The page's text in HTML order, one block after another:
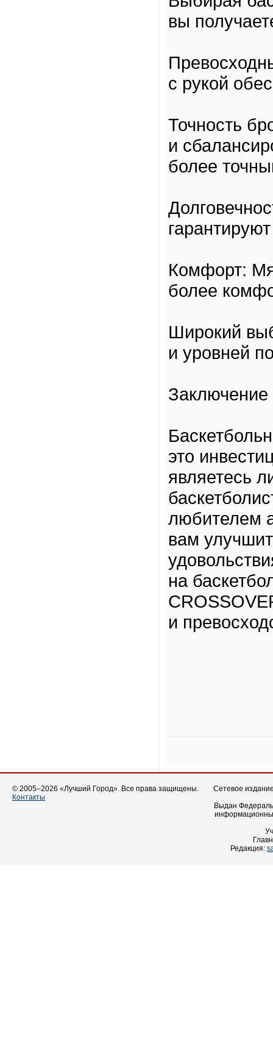
вы
с рукой
Точность
и
более
Комфорт:
более
Широкий
и уровней
Заключение
это
являетесь
любителем
вам
на
и
© 2005–2026 «Лучший Город». Все права защищены.
Контакты
Сетевое
Выдан
Редакция: